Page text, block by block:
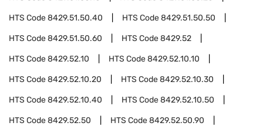
HTS Code8429.51.50.40 HTS Code8429.51.50.50
HTS Code8429.51.50.60 HTS Code8429.52
HTS Code8429.52.10 HTS Code8429.52.10.10
HTS Code8429.52.10.20 HTS Code8429.52.10.30
HTS Code8429.52.10.40 HTS Code8429.52.10.50
HTS Code8429.52.50 HTS Code8429.52.50.90